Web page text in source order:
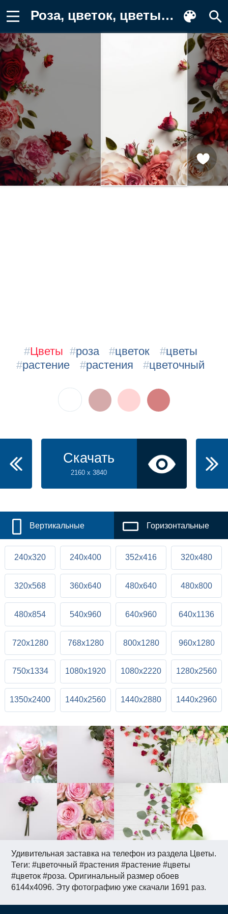
Роза, цветок, цветы, растение Обои на телефон
Удивительная заставка на телефон из раздела Цветы.
Теги: #цветочный #растения #растение #цветы
#цветок #роза. Оригинальный размер обоев
6144x4096. Эту фотографию уже скачали 1691 раз.
#Цветы #роза #цветок #цветы
#растение #растения #цветочный
Скачать
2160 x 3840
Вертикальные Горизонтальные
240x320 240x400 352x416 320x480
320x568 360x640 480x640 480x800
480x854 540x960 640x960 640x1136
720x1280 768x1280 800x1280 960x1280
750x1334 1080x1920 1080x2220 1280x2560
1350x2400 1440x2560 1440x2880 1440x2960